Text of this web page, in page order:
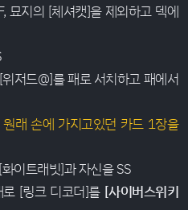
묘지의 [체셔캣]을 제외하고 덱에
저드@]를 패로 서치하고 패에서
래 손에 가지고있던 카드 1장을
이트래빗]과 자신을 SS
[링크 디코더]를[사이버스위키